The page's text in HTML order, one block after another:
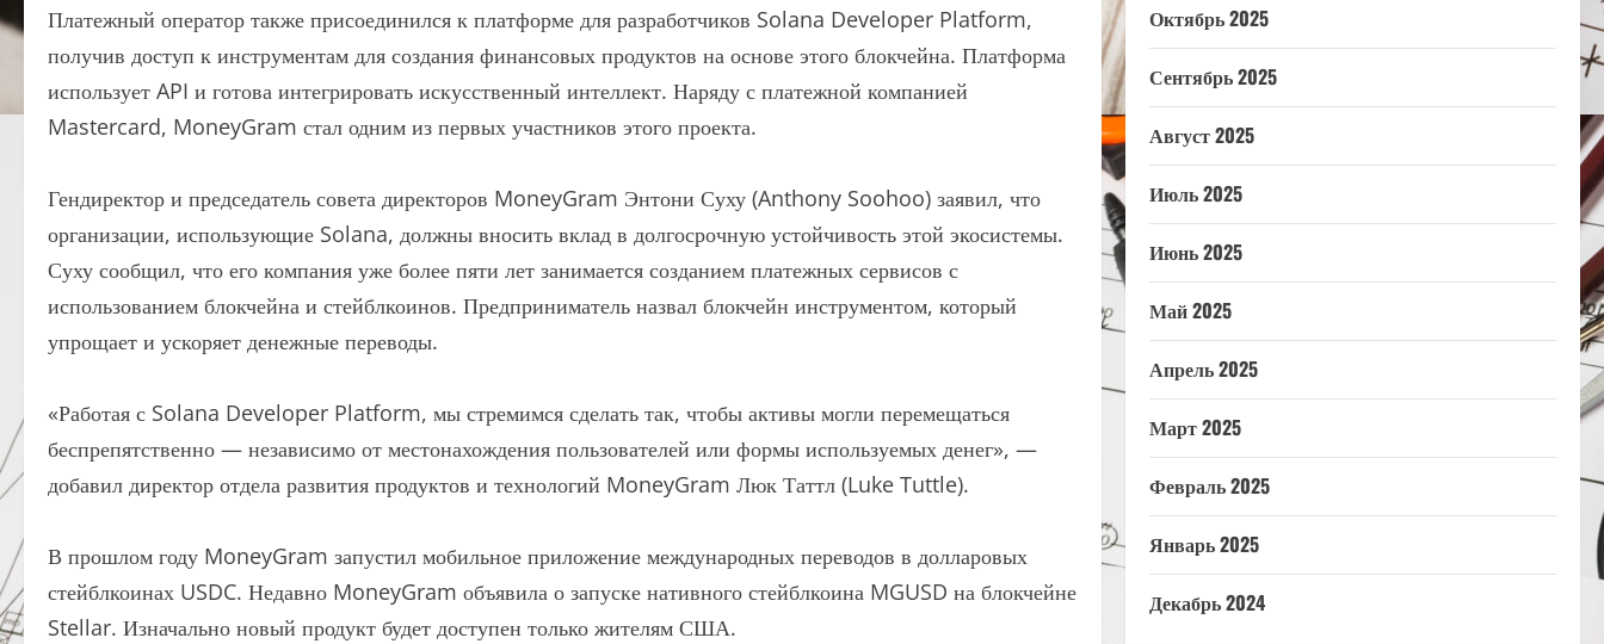
Платежный оператор также присоединился к платформе для разработчиков Solana Developer Platform,
получив доступ к инструментам для создания финансовых продуктов на основе этого блокчейна. Платформа
использует API и готова интегрировать искусственный интеллект. Наряду с платежной компанией
Mastercard, MoneyGram стал одним из первых участников этого проекта.
Гендиректор и председатель совета директоров MoneyGram Энтони Суху (Anthony Soohoo) заявил, что
организации, использующие Solana, должны вносить вклад в долгосрочную устойчивость этой экосистемы.
Суху сообщил, что его компания уже более пяти лет занимается созданием платежных сервисов с
использованием блокчейна и стейблкоинов. Предприниматель назвал блокчейн инструментом, который
упрощает и ускоряет денежные переводы.
«Работая с Solana Developer Platform, мы стремимся сделать так, чтобы активы могли перемещаться
беспрепятственно — независимо от местонахождения пользователей или формы используемых денег», —
добавил директор отдела развития продуктов и технологий MoneyGram Люк Таттл (Luke Tuttle).
В прошлом году MoneyGram запустил мобильное приложение международных переводов в долларовых
стейблкоинах USDC. Недавно MoneyGram объявила о запуске нативного стейблкоина MGUSD на блокчейне
Stellar. Изначально новый продукт будет доступен только жителям США.
Октябрь 2025
Сентябрь 2025
Август 2025
Июль 2025
Июнь 2025
Май 2025
Апрель 2025
Март 2025
Февраль 2025
Январь 2025
Декабрь 2024